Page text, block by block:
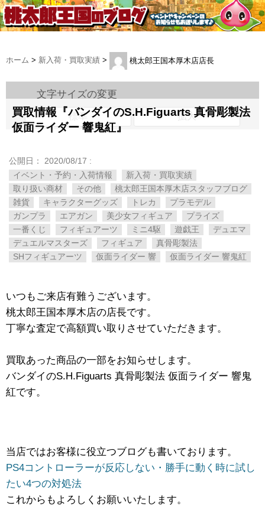
ホーム > 新入荷・買取実績 > 桃太郎王国本厚木店店長
文字サイズの変更
標準 拡大
買取情報『バンダイのS.H.Figuarts ​真骨彫製法 ​
仮面ライダー ​響鬼紅』
公開日： 2020/08/17 :
イベント・予約・入荷情報
新入荷・買取実績
取り扱い商材
その他
桃太郎王国本厚木店スタッフブログ
雑貨
キャラクターグッズ トレカ
プラモデル
ガンプラ
エアガン 美少女フィギュア
プライズ
一番くじ
フィギュアーツ ミニ4駆 遊戯王
デュエマ
デュエルマスターズ
フィギュア
真骨彫製法
SHフィギュアーツ
仮面ライダー ​響 仮面ライダー ​響鬼紅
いつもご来店有難うございます。
桃太郎王国本厚木店の店長です。
丁寧な査定で高額買い取りさせていただきます。
買取あった商品の一部をお知らせします。
バンダイのS.H.Figuarts ​真骨彫製法 ​仮面ライダー ​響鬼
紅です。
当店ではお客様に役立つブログも書いております。
PS4コントローラーが反応しない・勝手に動く時に試し
たい4つの対処法
これからもよろしくお願いいたします。